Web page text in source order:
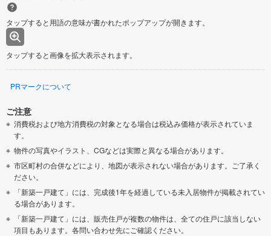
タップすると用語の意味が書かれたポップアップが開きます。
タップすると画像を拡大表示されます。
PRマークについて
ご注意
消費税および地方消費税の対象となる場合は税込み価格が表示されていま
す。
物件の写真やイラスト、CGなどは実際と異なる場合があります。
市区町村の合併などにより、地図が表示されない場合があります。ご了承く
ださい。
「新築一戸建て」には、完成後1年を経過している未入居物件が掲載されてい
る場合があります。
「新築一戸建て」には、販売住戸が複数の物件は、全ての住戸に該当しない
項目もあります。各問い合わせ先にご確認ください。